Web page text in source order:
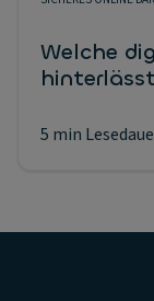
Welche
5 min